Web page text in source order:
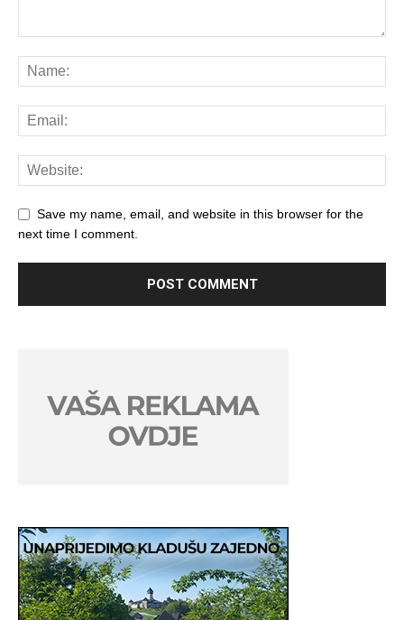
Save my name, email, and website in this browser for the
next time I comment.